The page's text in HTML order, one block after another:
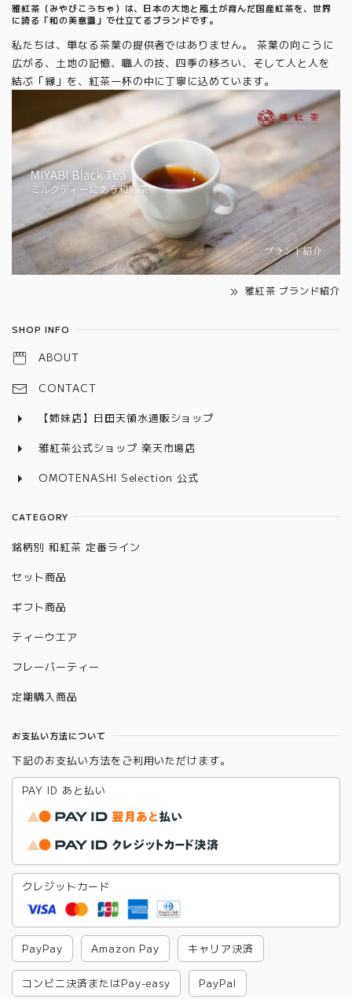
雅紅茶（みやびこうちゃ）は、日本の大地と風土が育んだ国産紅茶を、世界
に誇る「和の美意識」で仕立てるブランドです。
私たちは、単なる茶葉の提供者ではありません。 茶葉の向こうに
広がる、土地の記憶、職人の技、四季の移ろい、そして人と人を
結ぶ「縁」を、紅茶一杯の中に丁寧に込めています。
雅紅茶 ブランド紹介
SHOP INFO
ABOUT
CONTACT
【姉妹店】日田天領水通販ショップ
雅紅茶公式ショップ 楽天市場店
OMOTENASHI Selection 公式
CATEGORY
銘柄別 和紅茶 定番ライン
セット商品
ギフト商品
ティーウエア
フレーバーティー
定期購入商品
お支払い方法について
下記のお支払い方法をご利用いただけます。
PAY ID あと払い
クレジットカード
PayPay Amazon Pay キャリア決済
コンビニ決済またはPay-easy PayPal